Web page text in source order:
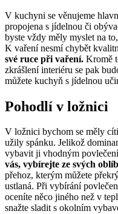
V kuchyni se věnujeme
propojena s jídelnou či
byste vždy měly myslet na
K vaření nesmí chybět
své ruce při vaření. Kromě
zkrášlení interiéru se pak
můžete kuchyň s jídelnou
Pohodlí v ložnici
V ložnici bychom se měly
užily spánku. Jelikož
vybavit ji vhodným
vás, vybírejte ze svých
přehoz, kterým můžete
ustlaná. Při vybírání
oceníte něco jiného než v
snažte sladit s okolním